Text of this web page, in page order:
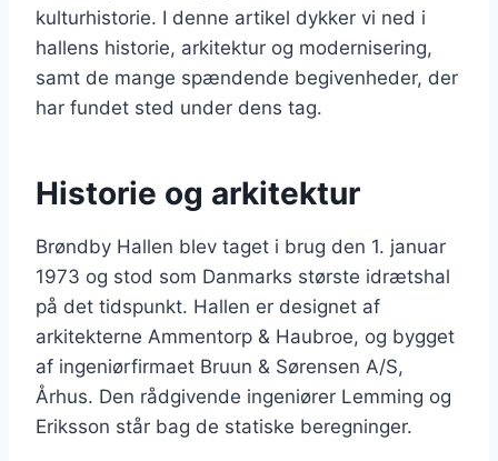
kulturhistorie. I denne artikel dykker vi ned i
hallens historie, arkitektur og modernisering,
samt de mange spændende begivenheder, der
har fundet sted under dens tag.
Historie og arkitektur
Brøndby Hallen blev taget i brug den 1. januar
1973 og stod som Danmarks største idrætshal
på det tidspunkt. Hallen er designet af
arkitekterne Ammentorp & Haubroe, og bygget
af ingeniørfirmaet Bruun & Sørensen A/S,
Århus. Den rådgivende ingeniører Lemming og
Eriksson står bag de statiske beregninger.